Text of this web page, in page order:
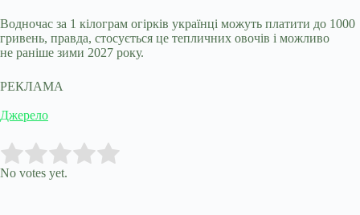
Водночас за 1 кілограм огірків українці можуть платити до 1000
гривень, правда, стосується це тепличних овочів і можливо
не раніше зими 2027 року.
РЕКЛАМА
Джерело
Rate this item:
No votes yet.